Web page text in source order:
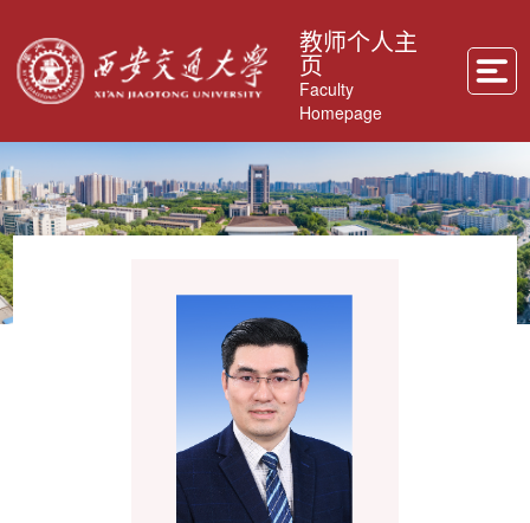
教师个人主
页
Faculty
Homepage